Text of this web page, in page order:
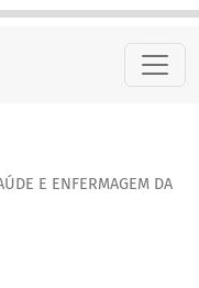
e reflexiva
E ENFERMAGEM DA